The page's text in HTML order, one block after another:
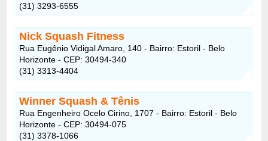
(31) 3293-6555
Nick Squash Fitness
Rua Eugênio Vidigal Amaro, 140 - Bairro: Estoril - Belo
Horizonte - CEP: 30494-340
(31) 3313-4404
Winner Squash & Tênis
Rua Engenheiro Ocelo Cirino, 1707 - Bairro: Estoril - Belo
Horizonte - CEP: 30494-075
(31) 3378-1066